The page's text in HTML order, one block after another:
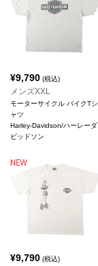
¥9,790 (税込)
メンズXXL
モーターサイクル バイクTシ
ャツ
Harley-Davidson/ハーレーダ
ビッドソン
¥9,790 (税込)